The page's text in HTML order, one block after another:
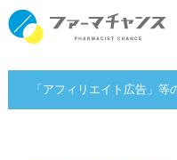
「アフィリエイト広告」